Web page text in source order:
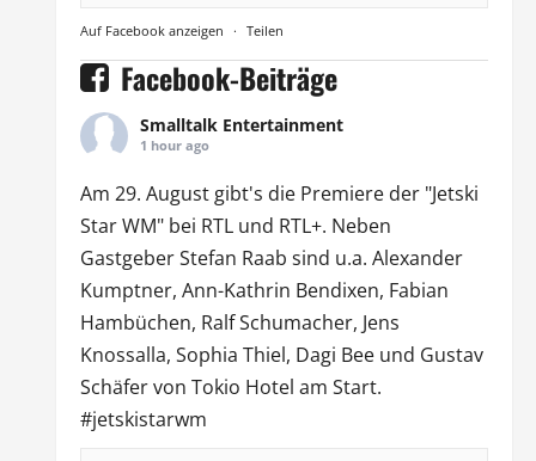
Auf Facebook anzeigen · Teilen
Facebook-Beiträge
Smalltalk Entertainment
1 hour ago
Am 29. August gibt's die Premiere der "Jetski
Star WM" bei RTLund RTL+. Neben
Gastgeber Stefan Raab sind u.a. Alexander
Kumptner, Ann-Kathrin Bendixen, Fabian
Hambüchen, Ralf Schumacher, Jens
Knossalla, Sophia Thiel, Dagi Beeund Gustav
Schäfer von Tokio Hotel am Start.
#jetskistarwm